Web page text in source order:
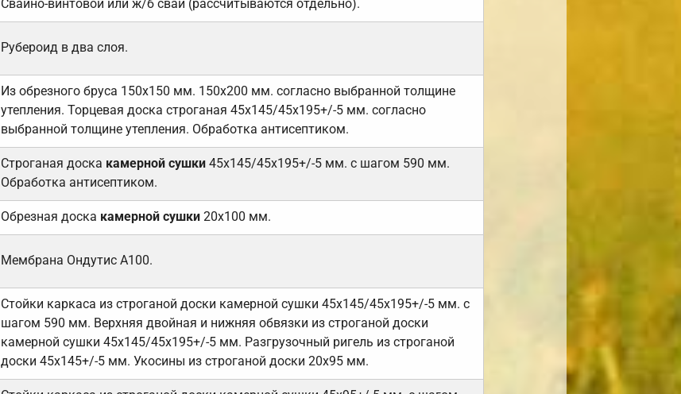
Свайно-винтовой или ж/б сваи (рассчитываются отдельно).
Рубероид в два слоя.
Из обрезного бруса 150х150 мм. 150х200 мм. согласно выбранной толщине
утепления. Торцевая доска строганая 45х145/45х195+/-5 мм. согласно
выбранной толщине утепления. Обработка антисептиком.
Строганая доска камерной сушки 45х145/45х195+/-5 мм. с шагом 590 мм.
Обработка антисептиком.
Обрезная доска камерной сушки20х100 мм.
Мембрана Ондутис А100.
Стойки каркаса из строганой доски камерной сушки 45х145/45х195+/-5 мм. с
шагом 590 мм. Верхняя двойная и нижняя обвязки из строганой доски
камерной сушки 45х145/45х195+/-5 мм. Разгрузочный ригель из строганой
доски 45х145+/-5 мм. Укосины из строганой доски 20х95 мм.